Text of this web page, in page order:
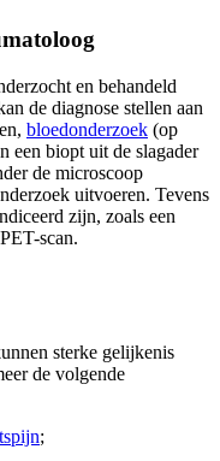
en behandeld
de diagnose stellen aan
bloedonderzoek (op
een biopt uit de slagader
de microscoop
uitvoeren. Tevens
zijn, zoals een
scan.
sterke gelijkenis
de volgende
;